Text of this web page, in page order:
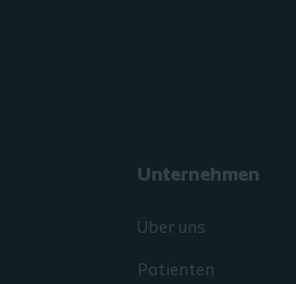
Unternehmen
Über uns
Patienten